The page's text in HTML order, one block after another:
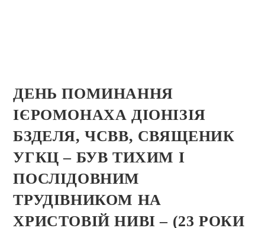
ДЕНЬ ПОМИНАННЯ
ІЄРОМОНАХА ДІОНІЗІЯ
БЗДЕЛЯ, ЧСВВ, СВЯЩЕНИК
УГКЦ – БУВ ТИХИМ І
ПОСЛІДОВНИМ
ТРУДІВНИКОМ НА
ХРИСТОВІЙ НИВІ – (23 РОКИ